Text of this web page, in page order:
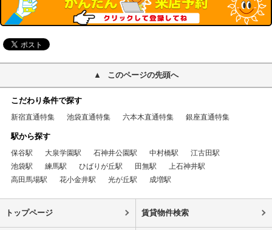
このページの先頭へ
こだわり条件で探す
新宿直通特集 池袋直通特集 六本木直通特集 銀座直通特集
駅から探す
保谷駅 大泉学園駅 石神井公園駅 中村橋駅
江古田駅
池袋駅
練馬駅 ひばりが丘駅 田無駅
上石神井駅
高田馬場駅
花小金井駅 光が丘駅 成増駅
トップページ 賃貸物件検索